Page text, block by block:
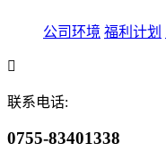
公司环境 福利计划
联系电话:
0755-83401338